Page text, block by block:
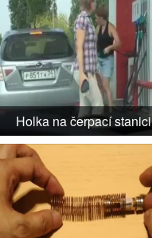
Holka na čerpací stanici